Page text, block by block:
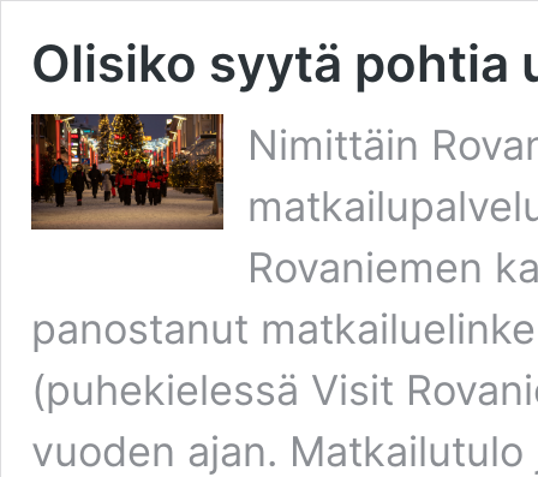
Olisiko syytä pohtia
Nimittäin
Rovaniemen
panostanut
(puhekielessä Visit
vuoden ajan.